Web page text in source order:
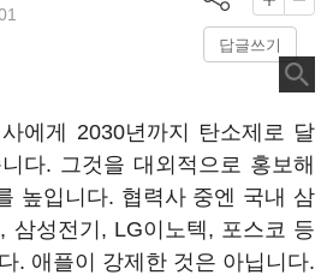
답글쓰기
에게 2030년까지 탄소제로 달
다. 그것을 대외적으로 홍보해
높입니다. 협력사 중엔 국내 삼
삼성전기, LG이노텍, 포스코 등
. 애플이 강제한 것은 아닙니다.